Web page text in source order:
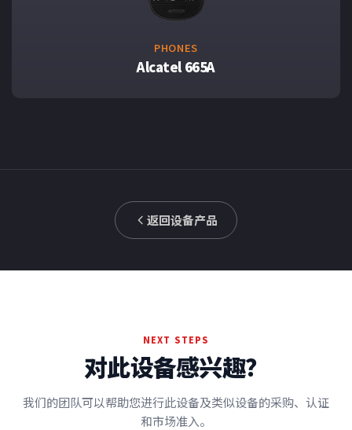
PHONES
Alcatel 665A
返回设备产品
NEXT STEPS
对此设备感兴趣？
我们的团队可以帮助您进行此设备及类似设备的采购、认证
和市场准入。